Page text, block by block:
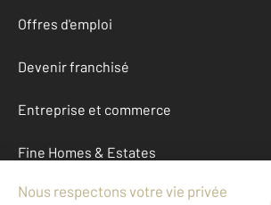
Offres d'emploi
Devenir franchisé
Entreprise et commerce
Fine Homes & Estates
À propos